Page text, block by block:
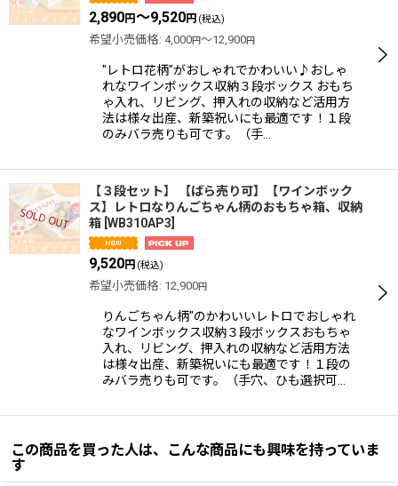
2,890円～9,520円 (税込)
希望小売価格: 4,000円～12,900円
"レトロ花柄"がおしゃれでかわいい♪おしゃ
れなワインボックス収納３段ボックス おもち
ゃ入れ、リビング、押入れの収納など活用方
法は様々出産、新築祝いにも最適です！１段
のみバラ売りも可です。（手…
【３段セット】 【ばら売り可】【ワインボック
ス】レトロなりんごちゃん柄のおもちゃ箱、収納
箱 WB310AP3
9,520円 (税込)
希望小売価格: 12,900円
りんごちゃん柄"のかわいいレトロでおしゃれ
なワインボックス収納３段ボックスおもちゃ
入れ、リビング、押入れの収納など活用方法
は様々出産、新築祝いにも最適です！１段の
みバラ売りも可です。（手穴、ひも選択可…
この商品を買った人は、こんな商品にも興味を持っていま
す